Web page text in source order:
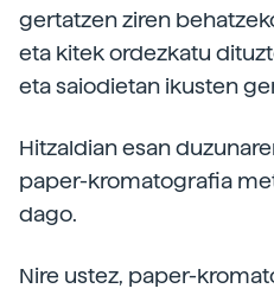
gertatzen ziren
eta kitek ordezkatu
eta saiodietan ikusten
Hitzaldian esan
paper-kromatografia
dago.
Nire ustez, paper-